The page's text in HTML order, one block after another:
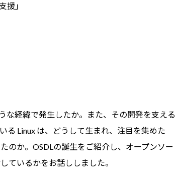
援」
経緯で発生したか。また、その開発を支える
る Linux は、どうして生まれ、注目を集めた
のか。OSDLの誕生をご紹介し、オープンソー
ているかをお話ししました。